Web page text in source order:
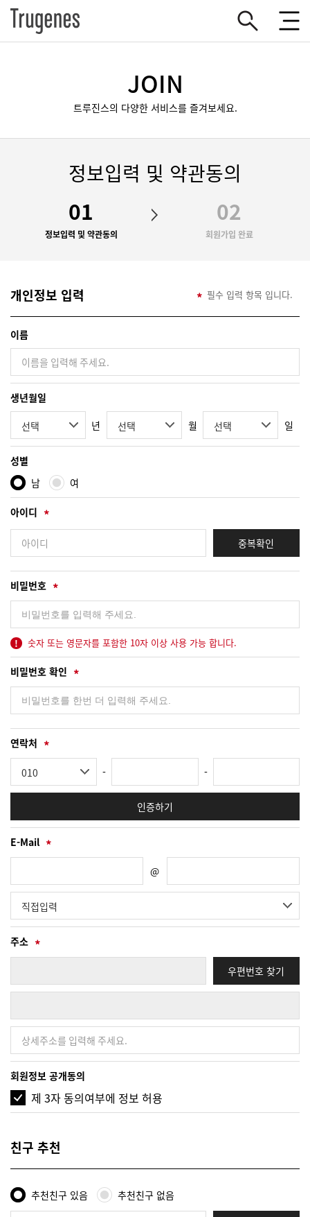
JOIN
트루진스의 다양한 서비스를 즐겨보세요.
정보입력 및 약관동의
01
정보입력 및 약관동의
02
회원가입 완료
개인정보 입력 필수 입력 항목 입니다.
이름
생년월일
년
월 일
성별
남
여
아이디
중복확인
비밀번호
숫자 또는 영문자를 포함한 10자 이상 사용 가능 합니다.
비밀번호 확인
연락처
- -
인증하기
E-Mail
@
주소
우편번호 찾기
회원정보 공개동의
제 3자 동의여부에 정보 허용
친구 추천
추천친구 있음 추천친구 없음